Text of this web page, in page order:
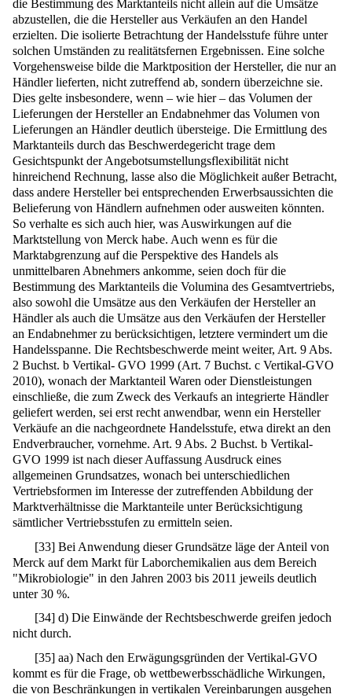
die Bestimmung des Marktanteils nicht allein auf die Umsätze
abzustellen, die die Hersteller aus Verkäufen an den Handel
erzielten. Die isolierte Betrachtung der Handelsstufe führe unter
solchen Umständen zu realitätsfernen Ergebnissen. Eine solche
Vorgehensweise bilde die Marktposition der Hersteller, die nur an
Händler lieferten, nicht zutreffend ab, sondern überzeichne sie.
Dies gelte insbesondere, wenn – wie hier – das Volumen der
Lieferungen der Hersteller an Endabnehmer das Volumen von
Lieferungen an Händler deutlich übersteige. Die Ermittlung des
Marktanteils durch das Beschwerdegericht trage dem
Gesichtspunkt der Angebotsumstellungsflexibilität nicht
hinreichend Rechnung, lasse also die Möglichkeit außer Betracht,
dass andere Hersteller bei entsprechenden Erwerbsaussichten die
Belieferung von Händlern aufnehmen oder ausweiten könnten.
So verhalte es sich auch hier, was Auswirkungen auf die
Marktstellung von Merck habe. Auch wenn es für die
Marktabgrenzung auf die Perspektive des Handels als
unmittelbaren Abnehmers ankomme, seien doch für die
Bestimmung des Marktanteils die Volumina des Gesamtvertriebs,
also sowohl die Umsätze aus den Verkäufen der Hersteller an
Händler als auch die Umsätze aus den Verkäufen der Hersteller
an Endabnehmer zu berücksichtigen, letztere vermindert um die
Handelsspanne. Die Rechtsbeschwerde meint weiter, Art. 9 Abs.
2 Buchst. b Vertikal- GVO 1999 (Art. 7 Buchst. c Vertikal-GVO
2010), wonach der Marktanteil Waren oder Dienstleistungen
einschließe, die zum Zweck des Verkaufs an integrierte Händler
geliefert werden, sei erst recht anwendbar, wenn ein Hersteller
Verkäufe an die nachgeordnete Handelsstufe, etwa direkt an den
Endverbraucher, vornehme. Art. 9 Abs. 2 Buchst. b Vertikal-
GVO 1999 ist nach dieser Auffassung Ausdruck eines
allgemeinen Grundsatzes, wonach bei unterschiedlichen
Vertriebsformen im Interesse der zutreffenden Abbildung der
Marktverhältnisse die Marktanteile unter Berücksichtigung
sämtlicher Vertriebsstufen zu ermitteln seien.
[33] Bei Anwendung dieser Grundsätze läge der Anteil von
Merck auf dem Markt für Laborchemikalien aus dem Bereich
"Mikrobiologie" in den Jahren 2003 bis 2011 jeweils deutlich
unter 30 %.
[34] d) Die Einwände der Rechtsbeschwerde greifen jedoch
nicht durch.
[35] aa) Nach den Erwägungsgründen der Vertikal-GVO
kommt es für die Frage, ob wettbewerbsschädliche Wirkungen,
die von Beschränkungen in vertikalen Vereinbarungen ausgehen